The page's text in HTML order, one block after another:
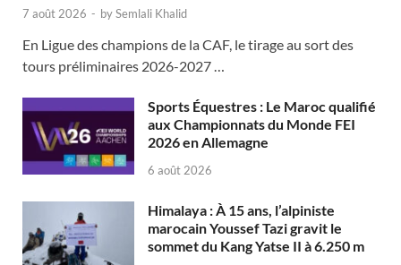
7 août 2026 - bySemlali Khalid
En Ligue des champions de la CAF, le tirage au sort des
tours préliminaires 2026-2027 …
Sports Équestres : Le Maroc qualifié
aux Championnats du Monde FEI
2026 en Allemagne
6 août 2026
Himalaya : À 15 ans, l’alpiniste
marocain Youssef Tazi gravit le
sommet du Kang Yatse II à 6.250 m